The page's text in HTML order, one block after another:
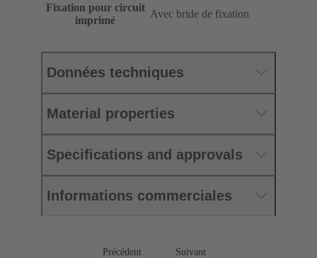
Fixation pour circuit
imprimé
Avec bride de fixation
Données techniques
Material properties
Specifications and approvals
Informations commerciales
Précédent Suivant